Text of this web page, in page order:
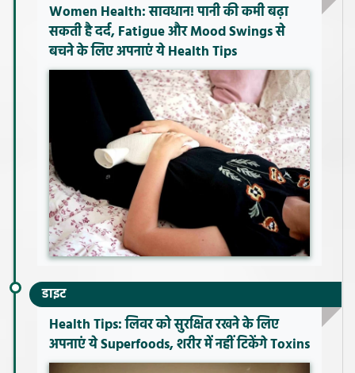
Women Health: सावधान! पानी की कमी बढ़ा
सकती है दर्द, Fatigue और Mood Swings से
बचने के लिए अपनाएं ये Health Tips
डाइट
Health Tips: लिवर को सुरक्षित रखने के लिए
अपनाएं ये Superfoods, शरीर में नहीं टिकेंगे Toxins